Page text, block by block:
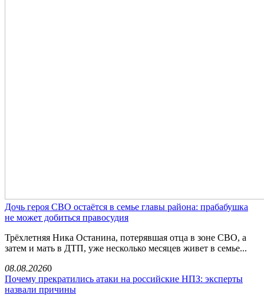
Дочь героя СВО остаётся в семье главы района: прабабушка
не может добиться правосудия
Трёхлетняя Ника Останина, потерявшая отца в зоне СВО, а
затем и мать в ДТП, уже несколько месяцев живет в семье...
08.08.20260
Почему прекратились атаки на российские НПЗ: эксперты
назвали причины